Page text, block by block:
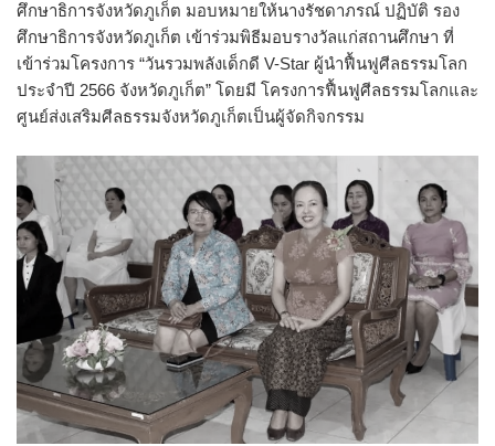
ศึกษาธิการจังหวัดภูเก็ต มอบหมายให้นางรัชดาภรณ์ ปฏิบัติ รอง
ศึกษาธิการจังหวัดภูเก็ต เข้าร่วมพิธีมอบรางวัลแก่สถานศึกษา ที่
เข้าร่วมโครงการ “วันรวมพลังเด็กดี V-Star ผู้นำฟื้นฟูศีลธรรมโลก
ประจำปี 2566 จังหวัดภูเก็ต” โดยมี โครงการฟื้นฟูศีลธรรมโลกและ
ศูนย์ส่งเสริมศีลธรรมจังหวัดภูเก็ตเป็นผู้จัดกิจกรรม